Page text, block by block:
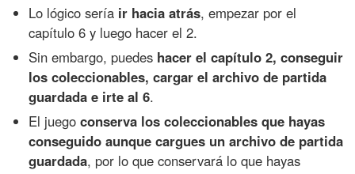
Lo lógico sería ir hacia atrás, empezar por el
capítulo 6 y luego hacer el 2.
Sin embargo, puedes hacer el capítulo 2, conseguir
los coleccionables, cargar el archivo de partida
guardada e irte al 6.
El juegoconserva los coleccionables que hayas
conseguido aunque cargues un archivo de partida
guardada, por lo que conservará lo que hayas